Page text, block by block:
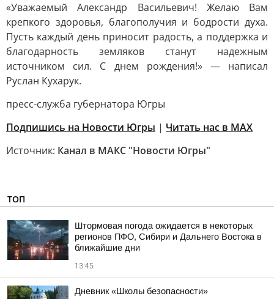
«Уважаемый Александр Васильевич! Желаю Вам
крепкого здоровья, благополучия и бодрости духа.
Пусть каждый день приносит радость, а поддержка и
благодарность земляков станут надежным
источником сил. С днем рождения!» — написал
Руслан Кухарук.
пресс-служба губернатора Югры
Подпишись на Новости Югры | Читать нас в MAX
Источник: Канал в МАКС "Новости Югры"
ТОП
Штормовая погода ожидается в некоторых
регионов ПФО, Сибири и Дальнего Востока в
ближайшие дни
13:45
Дневник «Школы безопасности»